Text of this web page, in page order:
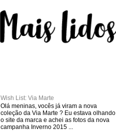
Wish List: Via Marte
Olá meninas, vocês já viram a nova
coleção da Via Marte ? Eu estava olhando
o site da marca e achei as fotos da nova
campanha Inverno 2015 ...